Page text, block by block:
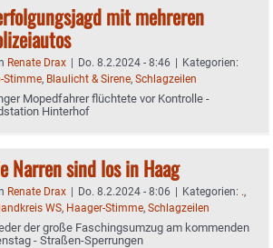
mit mehreren
Renate Drax | Do. 8.2.2024 - 8:46 | Kategorien:
Stimme, Blaulicht & Sirene, Schlagzeilen
Mopedfahrer flüchtete vor Kontrolle -
Hinterhof
Narren sind los in Haag
Renate Drax | Do. 8.2.2024 - 8:06 | Kategorien: .,
WS, Haager-Stimme, Schlagzeilen
der große Faschingsumzug am kommenden
- Straßen-Sperrungen